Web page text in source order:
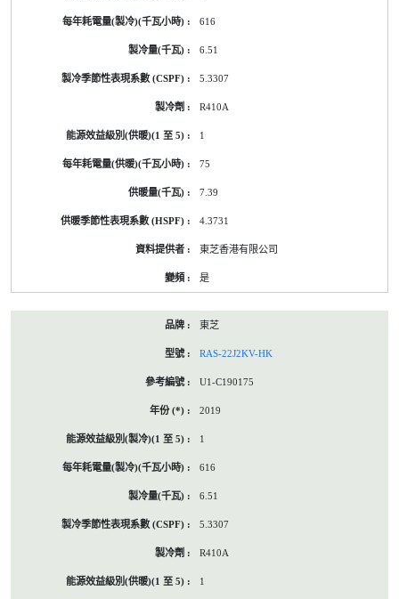
616
6.51
5.3307
R410A
1
75
7.39
4.3731
東芝香港有限公司
是
東芝
RAS-22J2KV-HK
U1-C190175
2019
1
616
6.51
5.3307
R410A
1